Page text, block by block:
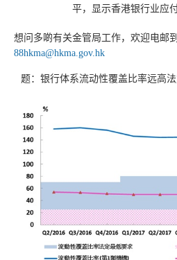
平，显示香港银行业应
想问多啲有关金管局工作，欢迎电邮
88hkma@hkma.gov.hk
题：银行体系流动性覆盖比率远高